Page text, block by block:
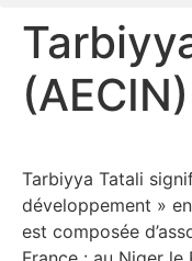
(AECIN)
Tarbiyya Tatali
développement »
est composée